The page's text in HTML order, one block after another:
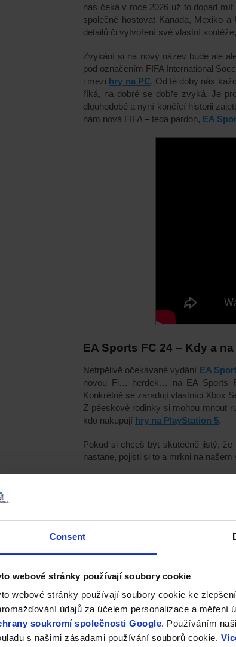
Consent
webové stránky používají soubory cookie
webové stránky používají soubory cookie ke
údajů za účelem personalizace a měření
soukromí společnosti Google. Používáním
s našimi zásadami používání souborů cookie.
nás čeká v roce 2026 už to dopad
společně hostovat Kanada, Mexiko a
detailů či vytvoření své vlastní
Zvykání si na nový název bude ale
pod označením FIFA International
i mezi hry naPC. Od té doby nás
říká, na dobré se dobře zvyká. Je
dlouhodobé a nyní končící historii
nám nová FIFA – teda pardon, EA
EA Sports FC 24 – Kdy a
Netrpělivě očekávané vydání EA
novou Fi… herdek… na EA Sports
Konkrétně se zaradují vlastníci Xbox
Z péeskové rodinky si mohou mnout
kdo nakupují hry na PlayStation 5.
Pokud si chceš být skutečně jistý, že
nastane, pojisti si to a mrkni na